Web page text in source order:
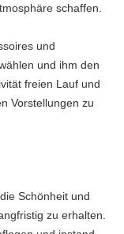
schaffen.
und
und ihm den
freien Lauf und
Vorstellungen zu
Schönheit und
zu erhalten.